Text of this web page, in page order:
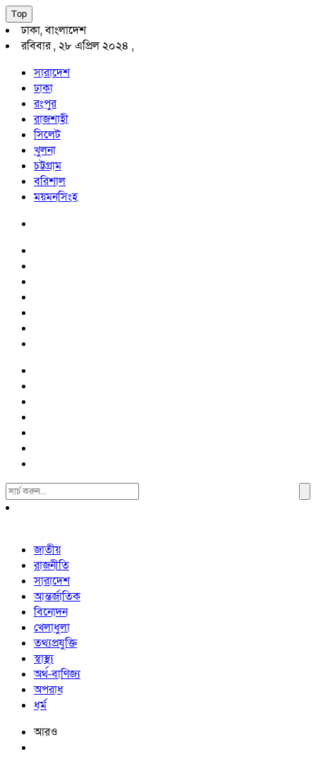
Top
ঢাকা, বাংলাদেশ
রবিবার , ২৮ এপ্রিল ২০২৪ ,
সারাদেশ
ঢাকা
রংপুর
রাজশাহী
সিলেট
খুলনা
চট্টগ্রাম
বরিশাল
ময়মনসিংহ
Search
For:
জাতীয়
রাজনীতি
সারাদেশ
আন্তর্জাতিক
বিনোদন
খেলাধুলা
তথ্যপ্রযুক্তি
স্বাস্থ্য
অর্থ-বাণিজ্য
অপরাধ
ধর্ম
আরও